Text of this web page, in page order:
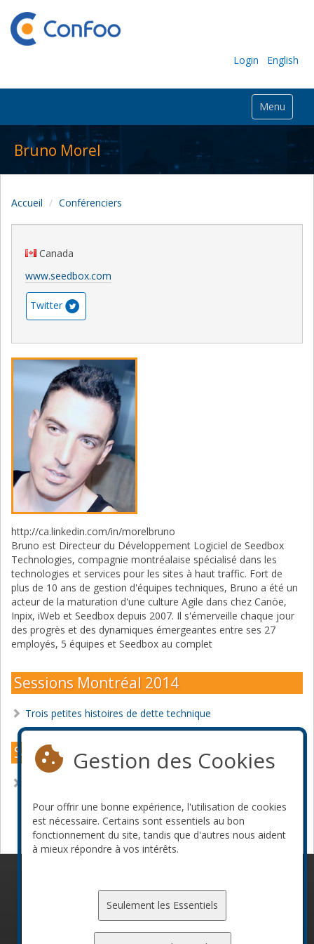
Login English
Menu
Bruno Morel
Accueil Conférenciers
Canada
www.seedbox.com
Twitter
http://ca.linkedin.com/in/morelbruno
Bruno est Directeur du Développement Logiciel de Seedbox
Technologies, compagnie montréalaise spécialisé dans les
technologies et services pour les sites à haut traffic. Fort de
plus de 10 ans de gestion d'équipes techniques, Bruno a été un
acteur de la maturation d'une culture Agile dans chez Canöe,
Inpix, iWeb et Seedbox depuis 2007. Il s'émerveille chaque jour
des progrès et des dynamiques émergeantes entre ses 27
employés, 5 équipes et Seedbox au complet
Sessions Montréal 2014
Trois petites histoires de dette technique
Sessions Montréal 2011
Devenir commanditaire
Gestion des Cookies
Pour offrir une bonne expérience, l'utilisation de cookies
est nécessaire. Certains sont essentiels au bon
fonctionnement du site, tandis que d'autres nous aident
à mieux répondre à vos intérêts.
Seulement les Essentiels